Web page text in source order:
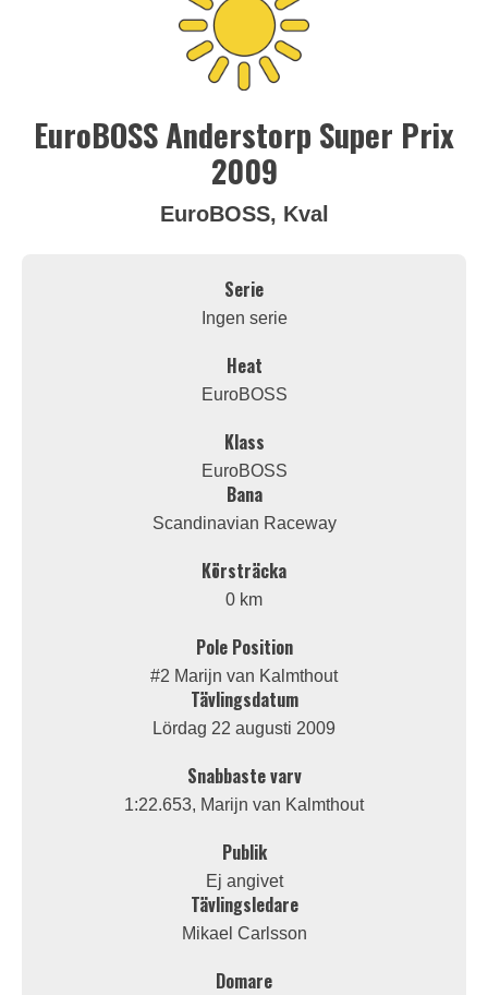
EuroBOSS Anderstorp Super Prix
2009
EuroBOSS, Kval
Serie
Ingen serie
Heat
EuroBOSS
Klass
EuroBOSS
Bana
Scandinavian Raceway
Körsträcka
0 km
Pole Position
#2 Marijn van Kalmthout
Tävlingsdatum
Lördag 22 augusti 2009
Snabbaste varv
1:22.653, Marijn van Kalmthout
Publik
Ej angivet
Tävlingsledare
Mikael Carlsson
Domare